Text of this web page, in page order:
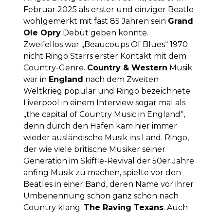
Februar 2025 als erster und einziger Beatle
wohlgemerkt mit fast 85 Jahren sein Grand
Ole Opry Debüt geben konnte.
Zweifellos war „Beaucoups Of Blues“ 1970
nicht Ringo Starrs erster Kontakt mit dem
Country-Genre. Country & Western Musik
war in England nach dem Zweiten
Weltkrieg populär und Ringo bezeichnete
Liverpool in einem Interview sogar mal als
„the capital of Country Music in England“,
denn durch den Hafen kam hier immer
wieder ausländische Musik ins Land. Ringo,
der wie viele britische Musiker seiner
Generation im Skiffle-Revival der 50er Jahre
anfing Musik zu machen, spielte vor den
Beatles in einer Band, deren Name vor ihrer
Umbenennung schon ganz schön nach
Country klang: The Raving Texans. Auch